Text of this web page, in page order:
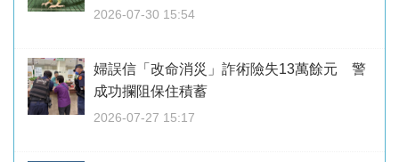
2026-07-30 15:54
婦誤信「改命消災」詐術險失13萬餘元 警
成功攔阻保住積蓄
2026-07-27 15:17